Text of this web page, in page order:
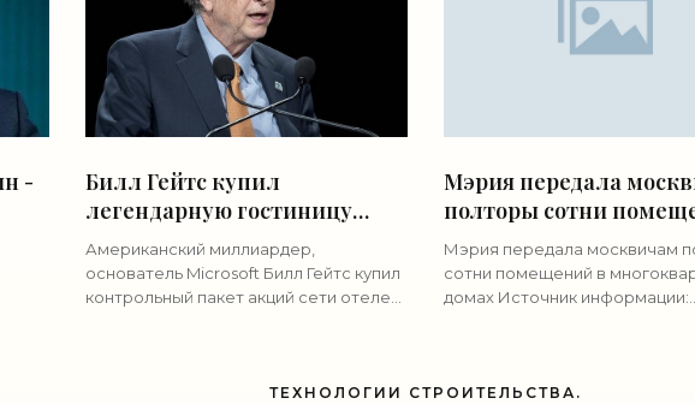
-
Билл Гейтс купил
легендарную гостиницу
"Москва" напротив Кремля -
«Недвижимость»
Американский миллиардер,
основатель Microsoft Билл Гейтс купил
контрольный пакет акций сети отелей
Мэрия передала
полторы сотни
МКД -
Мэрия передала москвичам
сотни помещений в
домах Источник информации:
жильцов
ТЕХНОЛОГИИ СТРОИТЕЛЬСТВА.